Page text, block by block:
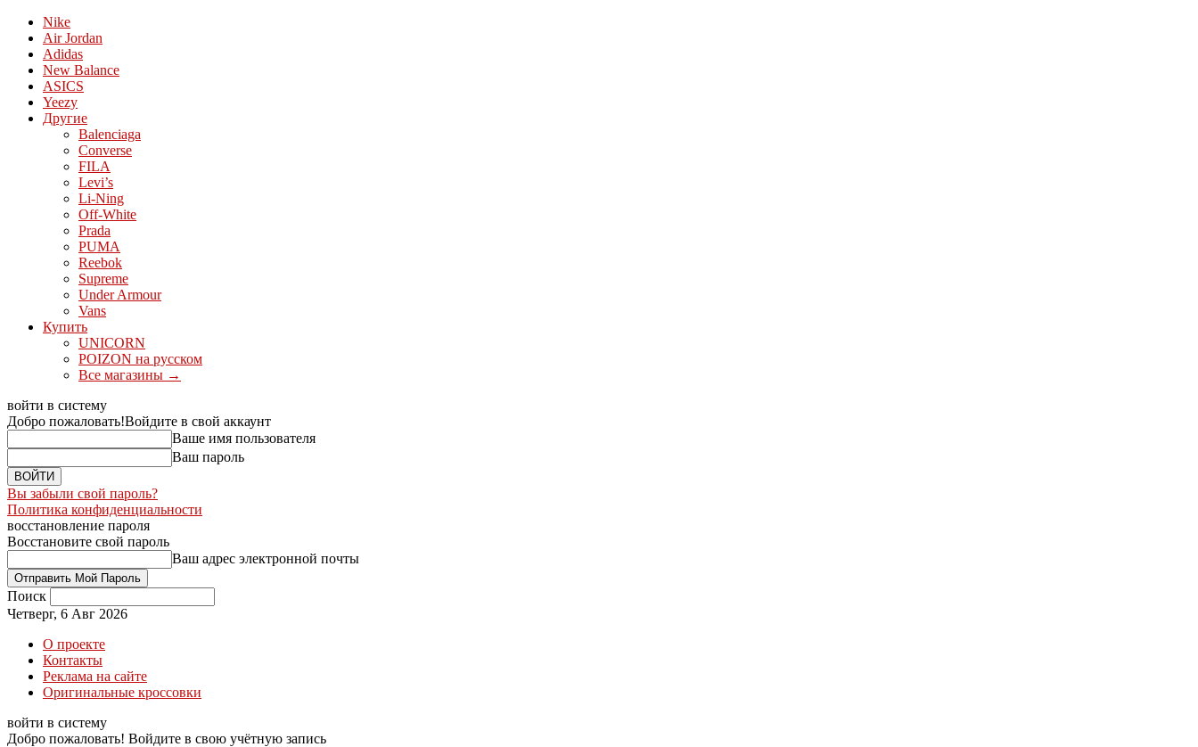
Nike
Air Jordan
Adidas
New Balance
ASICS
Yeezy
Другие
Balenciaga
Converse
FILA
Levi’s
Li-Ning
Off-White
Prada
PUMA
Reebok
Supreme
Under Armour
Vans
Купить
UNICORN
POIZON на русском
Все магазины →
войти в систему
Добро пожаловать!Войдите в свой аккаунт
Ваше имя пользователя
Ваш пароль
Вы забыли свой пароль?
Политика конфиденциальности
восстановление пароля
Восстановите свой пароль
Ваш адрес электронной почты
Поиск
Четверг, 6 Авг 2026
О проекте
Контакты
Реклама на сайте
Оригинальные кроссовки
войти в систему
Добро пожаловать! Войдите в свою учётную запись